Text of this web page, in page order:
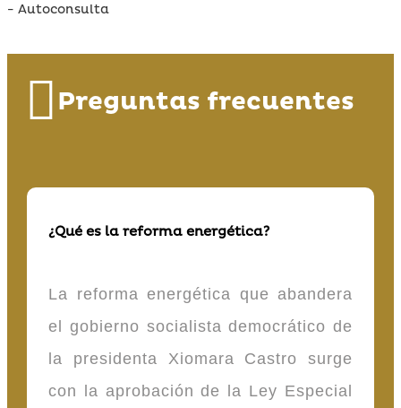
- Autoconsulta
Preguntas frecuentes
¿Qué es la reforma energética?
La reforma energética que abandera
el gobierno socialista democrático de
la presidenta Xiomara Castro surge
con la aprobación de la Ley Especial